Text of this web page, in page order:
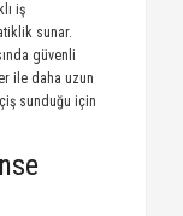
iş
sunar.
güvenli
ile daha uzun
sunduğu için